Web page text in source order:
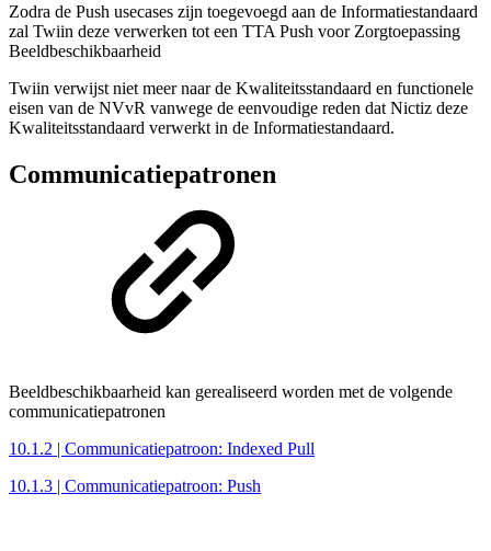
Zodra de Push usecases zijn toegevoegd aan de Informatiestandaard
zal Twiin deze verwerken tot een TTA Push voor Zorgtoepassing
Beeldbeschikbaarheid
Twiin verwijst niet meer naar de Kwaliteitsstandaard en functionele
eisen van de NVvR vanwege de eenvoudige reden dat Nictiz deze
Kwaliteitsstandaard verwerkt in de Informatiestandaard.
Communicatiepatronen
Beeldbeschikbaarheid kan gerealiseerd worden met de volgende
communicatiepatronen
10.1.2 | Communicatiepatroon: Indexed Pull
10.1.3 | Communicatiepatroon: Push